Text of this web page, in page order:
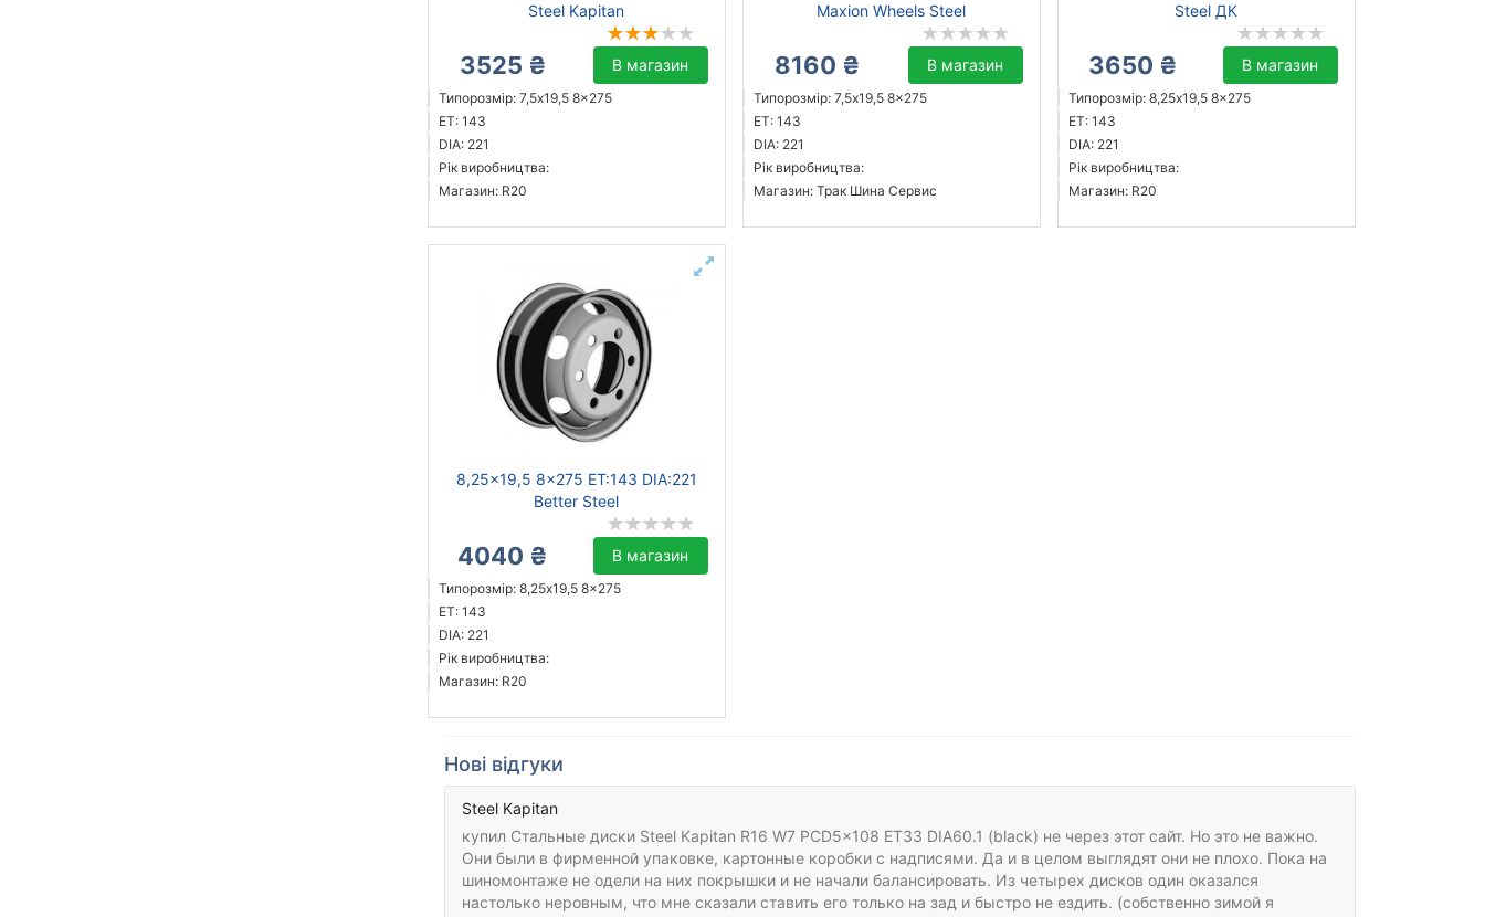
Steel Kapitan
3525 ₴ В магазин
Типорозмір: 7,5x19,5 8x275
ET: 143
DIA: 221
Рік виробництва:
Магазин: R20
Maxion Wheels Steel
8160 ₴ В магазин
Типорозмір: 7,5x19,5 8x275
ET: 143
DIA: 221
Рік виробництва:
Магазин: Трак Шина Сервис
Steel ДК
3650 ₴ В магазин
Типорозмір: 8,25x19,5 8x275
ET: 143
DIA: 221
Рік виробництва:
Магазин: R20
8,25x19,5 8x275 ET:143 DIA:221
Better Steel
4040 ₴ В магазин
Типорозмір: 8,25x19,5 8x275
ET: 143
DIA: 221
Рік виробництва:
Магазин: R20
Нові відгуки
Steel Kapitan
купил Стальные диски Steel Kapitan R16 W7 PCD5x108 ET33 DIA60.1 (black) не через этот сайт. Но это не важно.
Они были в фирменной упаковке, картонные коробки с надписями. Да и в целом выглядят они не плохо. Пока на
шиномонтаже не одели на них покрышки и не начали балансировать. Из четырех дисков один оказался
настолько неровным, что мне сказали ставить его только на зад и быстро не ездить. (собственно зимой я